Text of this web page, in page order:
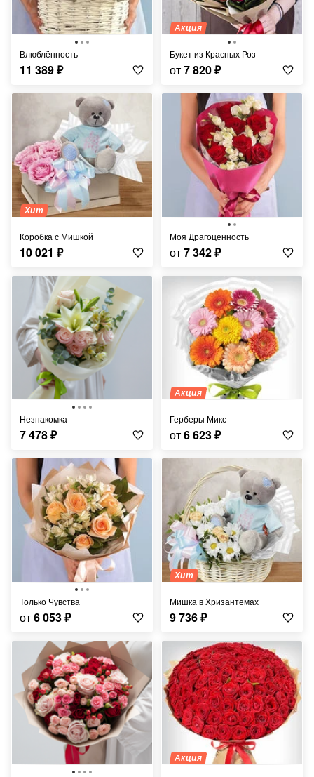
Влюблённость
11 389₽
Акция
Букет из Красных Роз
от7 820₽
Хит
Коробка с Мишкой
10 021 ₽
Моя Драгоценность
от7 342₽
Незнакомка
7 478₽
Акция
Герберы Микс
от6 623₽
Только Чувства
от6 053₽
Хит
Мишка в Хризантемах
9 736₽
Акция